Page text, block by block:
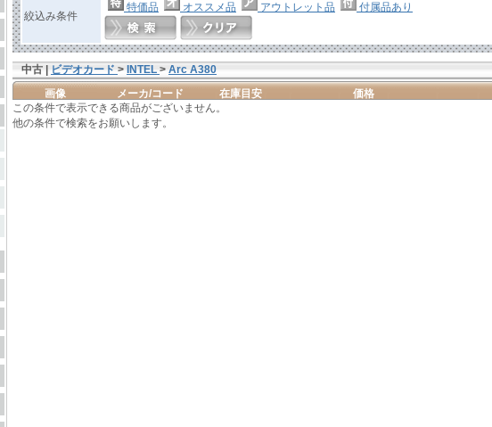
絞込み条件
特価品 オススメ品 アウトレット品 付属品あり
中古 | ビデオカード > INTEL > Arc A380
画像 メーカ/コード 在庫目安
価格
この条件で表示できる商品がございません。
他の条件で検索をお願いします。